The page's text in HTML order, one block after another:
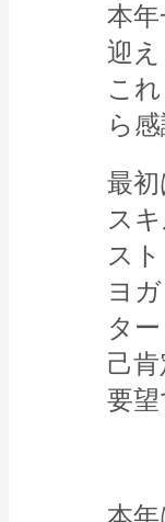
本
迎
こ
ら
最
ス
ス
ヨ
タ
己
要
本